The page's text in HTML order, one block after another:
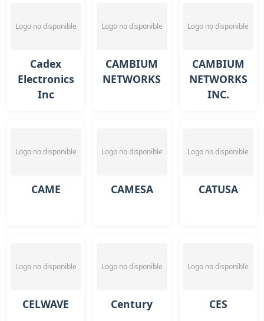
Logo no disponible
Cadex
Electronics
Inc
Logo no disponible
CAMBIUM
NETWORKS
Logo no disponible
CAMBIUM
NETWORKS
INC.
Logo no disponible
CAME
Logo no disponible
CAMESA
Logo no disponible
CATUSA
Logo no disponible
CELWAVE
Logo no disponible
Century
Logo no disponible
CES